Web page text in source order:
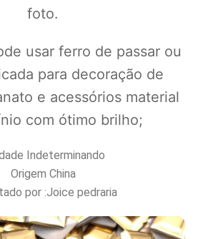
foto.
usar ferro de passar ou
para decoração de
e acessórios material
com ótimo brilho;
Indeterminando
Origem China
por :Joice pedraria